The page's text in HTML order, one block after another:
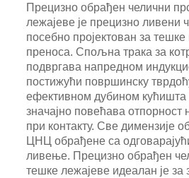
Прецизно обрађен челични
лежајеве је прецизно ливени
посебно пројектован за
преноса. Спољна трака за
подвргава напредном
постижући површинску
ефективном дубином
значајно повећава
при контакту. Све димензије
ЦНЦ обрађене са
ливење. Прецизно обрађен
тешке лежајеве идеалан је за